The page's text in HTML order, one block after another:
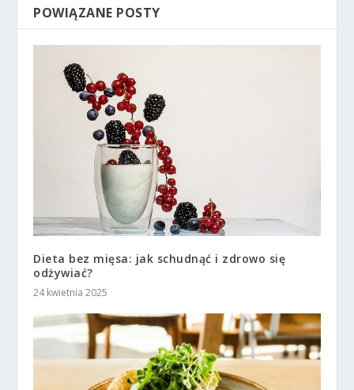
POWIĄZANE POSTY
Dieta bez mięsa: jak schudnąć i zdrowo się
odżywiać?
24 kwietnia 2025